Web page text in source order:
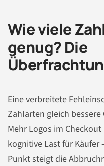
Wie viele
genug? Die
Eine verbreitete
Zahlarten gleich
Mehr Logos im
kognitive Last für Käufer
Punkt steigt die